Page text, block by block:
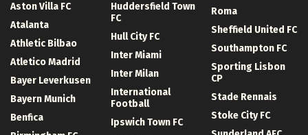
Aston Villa FC
Atalanta
Athletic Bilbao
Atletico Madrid
Bayer Leverkusen
Bayern Munich
Benfica
Huddersfield Town
FC
Hull City FC
Inter Miami
Inter Milan
International
Football
Ipswich Town FC
Roma
Sheffield United FC
Southampton FC
Sporting Lisbon
CP
Stade Rennais
Stoke City FC